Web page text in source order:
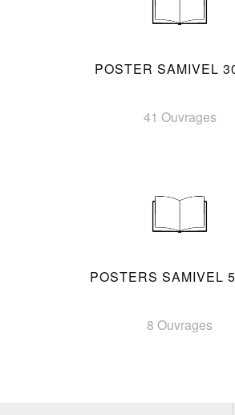
POSTER SAMIVEL
41 Ouvrages
POSTERS SAMIVEL
8 Ouvrages